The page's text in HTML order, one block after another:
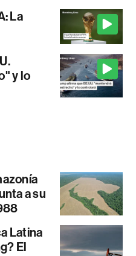
La
y lo
a su
Latina
El